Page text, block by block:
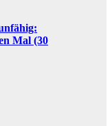
Mal (30